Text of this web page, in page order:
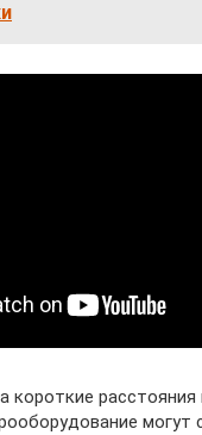
короткие расстояния
могут